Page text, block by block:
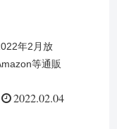
年2月放
等通販
2022.02.04